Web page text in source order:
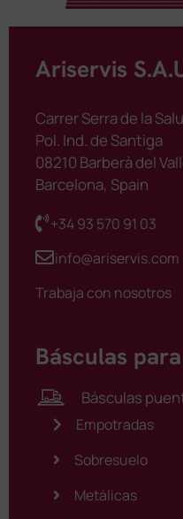
Ariservis
Carrer Serra de la
Pol. Ind. de Santiga
08210 Barberà del
Barcelona, Spain
+34 93 570 91 03
info@ariservis.com
Trabaja con nosotros
Básculas
Básculas
Empotradas
Sobresuelo
Metálicas